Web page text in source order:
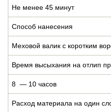
Не менее 45 минут
Способ нанесения
Меховой валик с коротким
Время высыхания на отлип
8 — 10 часов
Расход материала на один